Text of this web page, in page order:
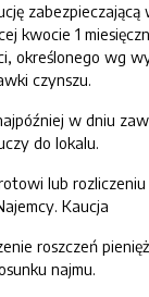
zabezpieczającą
kwocie 1
określonego wg
czynszu.
w dniu
do lokalu.
lub
Kaucja
roszczeń
najmu.